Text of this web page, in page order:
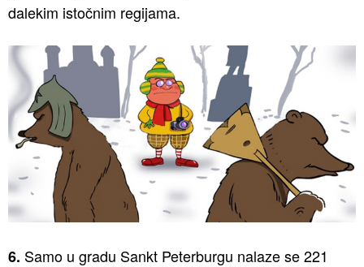
dalekim istočnim regijama.
6. Samo u gradu Sankt Peterburgu nalaze se 221